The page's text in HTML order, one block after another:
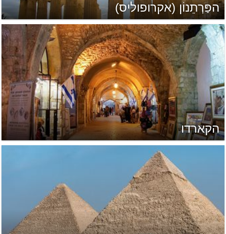
הפַּרְתֵנוֹן (אקרופוליס)
הקארדו